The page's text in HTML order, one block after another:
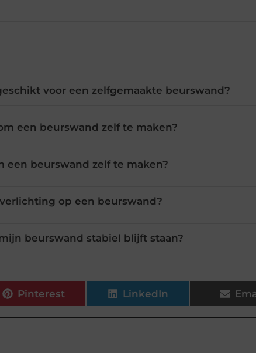
voor een zelfgemaakte beurswand?
een beurswand zelf te maken?
een beurswand zelf te maken?
op een beurswand?
beurswand stabiel blijft staan?
Pinterest LinkedIn